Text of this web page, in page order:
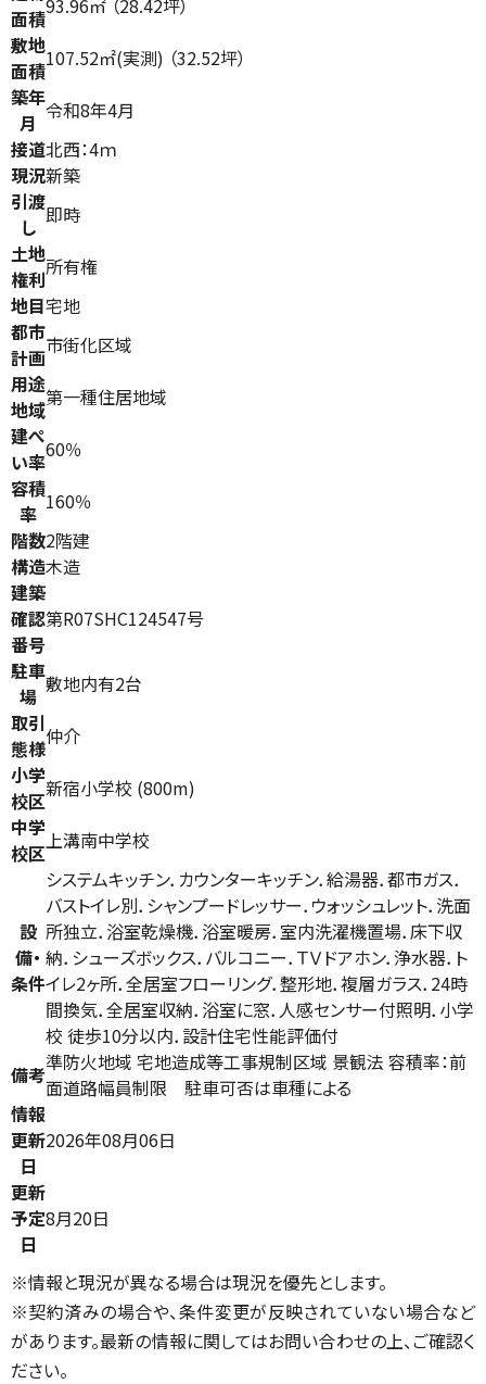
面積93.96㎡ （28.42坪）
敷地
面積107.52㎡(実測) （32.52坪）
築年
月 令和8年4月
接道北西：4ｍ
現況新築
引渡
し 即時
土地
権利所有権
地目宅地
都市
計画市街化区域
用途
地域第一種住居地域
建ぺ
い率60％
容積
率 160％
階数2階建
構造木造
建築
確認
番号
第R07SHC124547号
駐車
場 敷地内有2台
取引
態様仲介
小学
校区新宿小学校 (800m)
中学
校区上溝南中学校
設
備・
条件
システムキッチン．カウンターキッチン．給湯器．都市ガス．
バストイレ別．シャンプードレッサー．ウォッシュレット．洗面
所独立．浴室乾燥機．浴室暖房．室内洗濯機置場．床下収
納．シューズボックス．バルコニー．ＴＶドアホン．浄水器．ト
イレ2ヶ所．全居室フローリング．整形地．複層ガラス．24時
間換気．全居室収納．浴室に窓．人感センサー付照明．小学
校 徒歩10分以内．設計住宅性能評価付
備考準防火地域 宅地造成等工事規制区域 景観法 容積率：前
面道路幅員制限 駐車可否は車種による
情報
更新
日
2026年08月06日
更新
予定
日
8月20日
※情報と現況が異なる場合は現況を優先とします。
※契約済みの場合や、条件変更が反映されていない場合など
があります。最新の情報に関してはお問い合わせの上、ご確認く
ださい。